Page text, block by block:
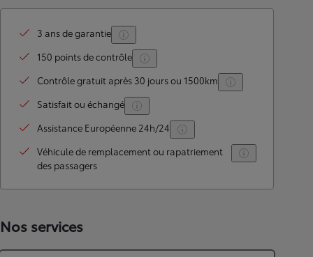
3 ans de garantie
150 points de contrôle
Contrôle gratuit après 30 jours ou 1500km
Satisfait ou échangé
Assistance Européenne 24h/24
Véhicule de remplacement ou rapatriement
des passagers
Nos services